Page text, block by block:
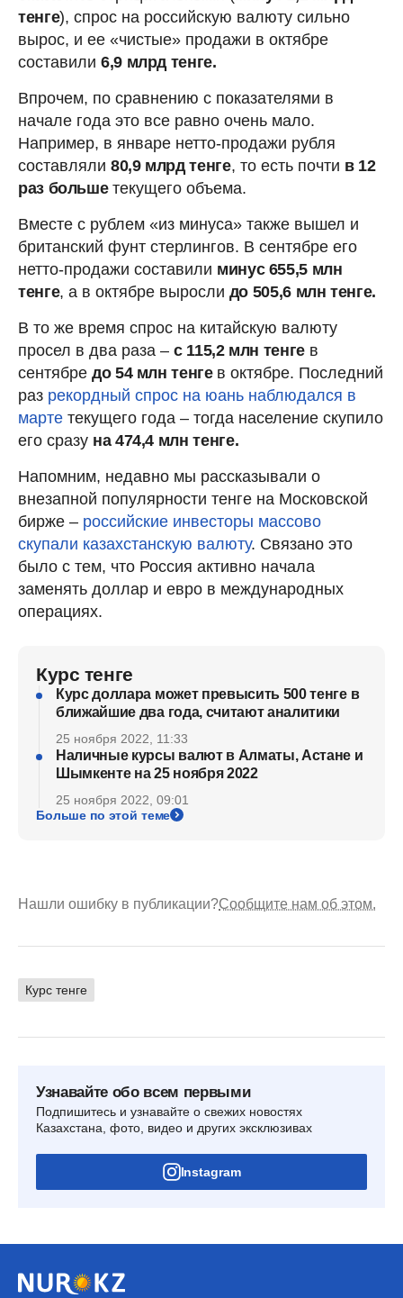
тенге), спрос на российскую валюту сильно
вырос, и ее «чистые» продажи в октябре
составили 6,9 млрд тенге.
Впрочем, по сравнению с показателями в
начале года это все равно очень мало.
Например, в январе нетто-продажи рубля
составляли 80,9 млрд тенге, то есть почти в 12
раз большетекущего объема.
Вместе с рублем «из минуса» также вышел и
британский фунт стерлингов. В сентябре его
нетто-продажи составили минус 655,5 млн
тенге, а в октябре выросли до 505,6 млн тенге.
В то же время спрос на китайскую валюту
просел в два раза – с 115,2 млн тенгев
сентябре до 54 млн тенге в октябре. Последний
раз рекордный спрос на юань наблюдался в
марте текущего года – тогда население скупило
его сразу на 474,4 млн тенге.
Напомним, недавно мы рассказывали о
внезапной популярности тенге на Московской
бирже – российские инвесторы массово
скупали казахстанскую валюту. Связано это
было с тем, что Россия активно начала
заменять доллар и евро в международных
операциях.
Курс тенге
Курс доллара может превысить 500 тенге в
ближайшие два года, считают аналитики
25 ноября 2022, 11:33
Наличные курсы валют в Алматы, Астане и
Шымкенте на 25 ноября 2022
25 ноября 2022, 09:01
Больше по этой теме
Нашли ошибку в публикации?Сообщите нам об этом.
Курс тенге
Узнавайте обо всем первыми
Подпишитесь и узнавайте о свежих новостях
Казахстана, фото, видео и других эксклюзивах
Instagram